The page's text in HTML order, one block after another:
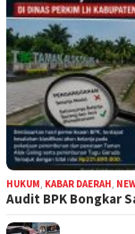
HUKUM, KABAR DAERAH,
Audit BPK Bongkar